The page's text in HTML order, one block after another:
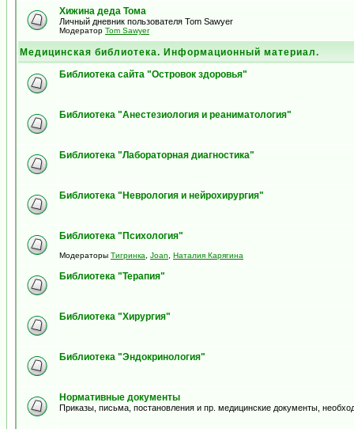
Хижина деда Тома
Личный дневник пользователя Tom Sawyer
Модератор Tom Sawyer
Медицинская библиотека. Информационный материал.
Библиотека сайта "Островок здоровья"
Библиотека "Анестезиология и реаниматология"
Библиотека "Лабораторная диагностика"
Библиотека "Неврология и нейрохирургия"
Библиотека "Психология"
Модераторы Тигринка Joan Наталия Карягина
Библиотека "Терапия"
Библиотека "Хирургия"
Библиотека "Эндокринология"
Нормативные документы
Приказы, письма, постановления и пр. медицинские документы,